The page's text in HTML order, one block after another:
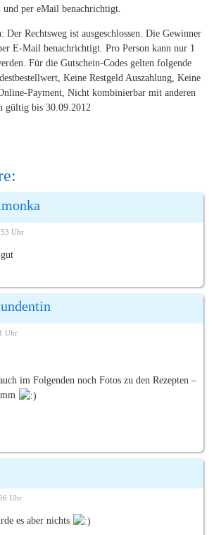
und per eMail benachrichtigt.
Der Rechtsweg ist ausgeschlossen. Die Gewinner
E-Mail benachrichtigt. Pro Person kann nur 1
Für die Gutschein-Codes gelten folgende
Keine Restgeld Auszahlung, Keine
Payment, Nicht kombinierbar mit anderen
gültig bis 30.09.2012
Uhr
Uhr
im Folgenden noch Fotos zu den Rezepten –
Uhr
es aber nichts